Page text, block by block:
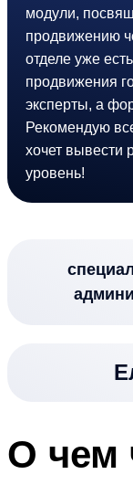
модули,
продвижению
отделе уже
продвижения
эксперты, а
Рекомендую
хочет вывести
уровень!
О чем